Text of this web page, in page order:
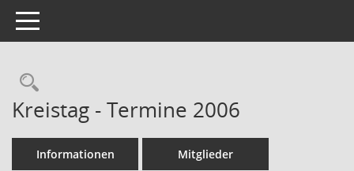
Toggle navigation
Rechercheauswahl
Kreistag - Termine 2006
Informationen Mitglieder